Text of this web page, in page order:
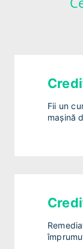
Fii un
mașină